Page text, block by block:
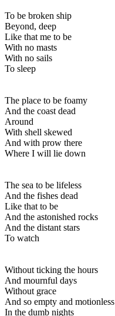
To be broken ship
Beyond, deep
Like that me to be
With no masts
With no sails
To sleep
The place to be foamy
And the coast dead
Around
With shell skewed
And with prow there
Where I will lie down
The sea to be lifeless
And the fishes dead
Like that to be
And the astonished rocks
And the distant stars
To watch
Without ticking the hours
And mournful days
Without grace
And so empty and motionless
In the dumb nights